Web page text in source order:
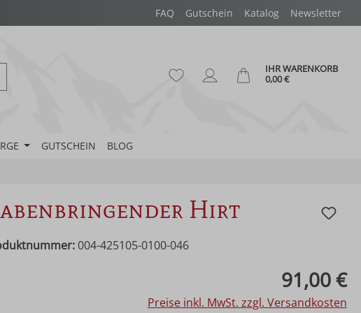
FAQ Gutschein Katalog Newsletter
Du hast 0 Produkte auf dem
IHR WARENKORB
0,00 €
GUTSCHEIN BLOG
Hirt
004-425105-0100-046
91,00 €
Preise inkl. MwSt. zzgl. Versandkosten